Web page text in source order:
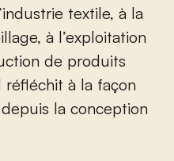
textile, à la
à l’exploitation
de produits
réfléchit à la façon
la conception